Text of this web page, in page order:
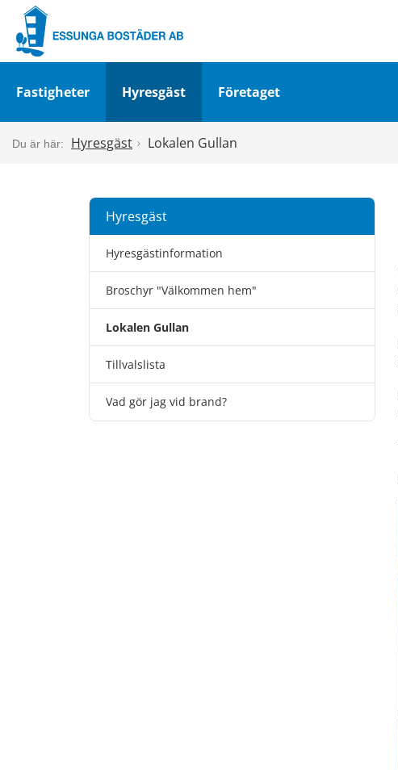
Fastigheter Hyresgäst Företaget
Hyresgäst Lokalen Gullan
Hyresgäst
Hyresgästinformation
Broschyr "Välkommen hem"
Lokalen Gullan
Tillvalslista
Vad gör jag vid brand?